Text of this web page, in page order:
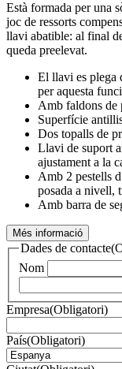
Està formada per una
joc de ressorts
llavi abatible: al final
queda preelevat.
El llavi es plega
per aquesta
Amb faldons de
Superfície
Dos topalls de
Llavi de suport
ajustament a la
Amb 2 pestells
posada a nivell,
Amb barra de
Més informació
Dades de contacte
Nom
Empresa(Obligatori)
País(Obligatori)